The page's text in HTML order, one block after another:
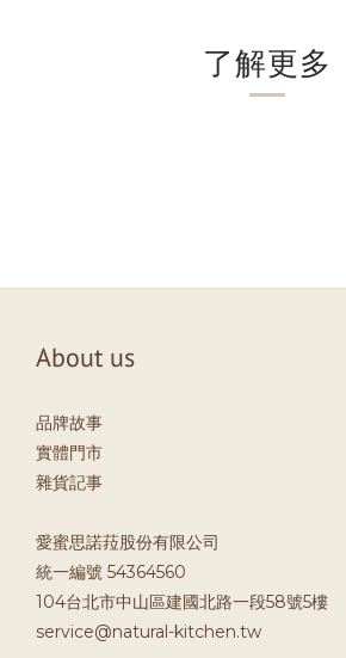
了解更多
About us
品牌故事
實體門市
雜貨記事
愛蜜思諾菈股份有限公司
統一編號 54364560
104台北市中山區建國北路一段58號5樓
service@natural-kitchen.tw